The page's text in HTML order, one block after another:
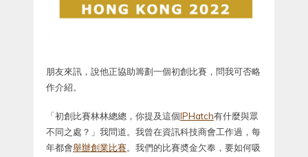
朋友來訊，說他正協助籌劃一個初創比賽，問我可否略
作介紹。
「初創比賽林林總總，你提及這個IPHatch有什麼與眾
不同之處？」我問道。我曾在資訊科技商會工作過，每
年都會舉辦創業比賽。我們的比賽奬金欠奉，要如何吸